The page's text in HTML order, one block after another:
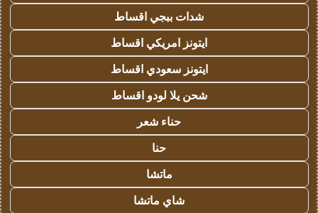
شدات ببجي اقساط
ايتونز امريكي اقساط
ايتونز سعودي اقساط
شحن يلا لودو اقساط
حناء شعر
حنا
ماتشا
شاي ماتشا